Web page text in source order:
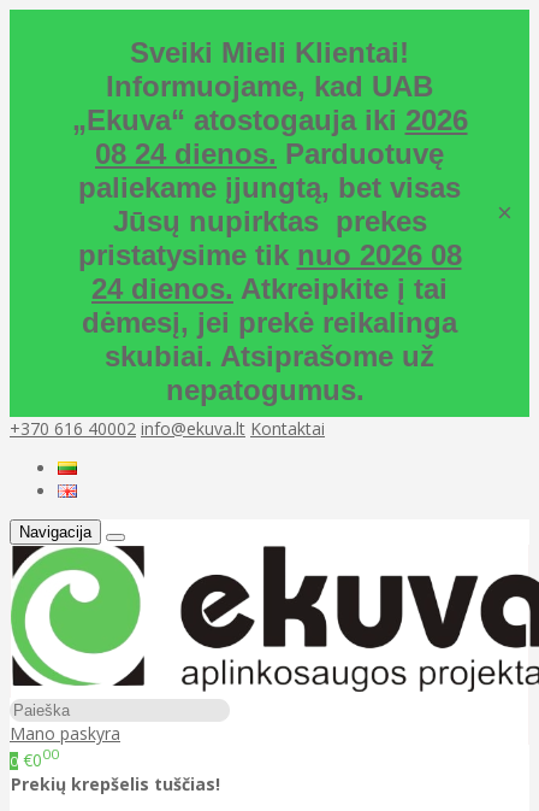
Sveiki Mieli Klientai!
Informuojame, kad UAB
„Ekuva“ atostogauja iki 2026
08 24 dienos. Parduotuvę
paliekame įjungtą, bet visas
Jūsų nupirktas prekes
pristatysime tik nuo 2026 08
24 dienos. Atkreipkite į tai
dėmesį, jei prekė reikalinga
skubiai. Atsiprašome už
nepatogumus.
×
+370 616 40002 info@ekuva.lt Kontaktai
Navigacija
Mano paskyra
0 €000
Prekių krepšelis tuščias!